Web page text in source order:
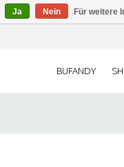
BUFANDY
Ja Nein Für weitere